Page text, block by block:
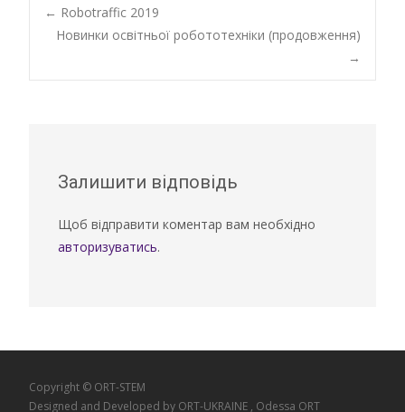
Post
navigation
← Robotraffic 2019
Новинки освітньої робототехніки (продовження)
→
Залишити відповідь
Щоб відправити коментар вам необхідно
авторизуватись.
Copyright © ORT-STEM
Designed and Developed by ORT-UKRAINE , Odessa ORT